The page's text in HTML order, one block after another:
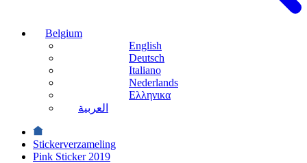
Belgium
English
Deutsch
Italiano
Nederlands
Ελληνικα
العربية
Stickerverzameling
Pink Sticker 2019